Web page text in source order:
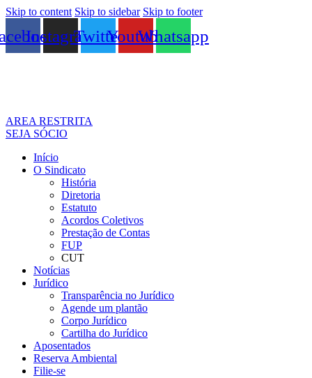
Skip to content Skip to sidebar Skip to footer
InstagramTwitterYoutubeWhatsapp
AREA RESTRITA
SEJA SÓCIO
Início
O Sindicato
História
Diretoria
Estatuto
Acordos Coletivos
Prestação de Contas
FUP
CUT
Notícias
Jurídico
Transparência no Jurídico
Agende um plantão
Corpo Jurídico
Cartilha do Jurídico
Aposentados
Reserva Ambiental
Filie-se